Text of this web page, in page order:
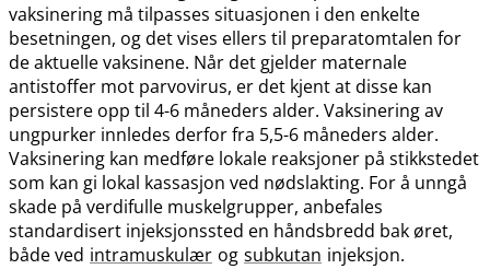
vaksinering må tilpasses situasjonen i den enkelte
besetningen, og det vises ellers til preparatomtalen for
de aktuelle vaksinene. Når det gjelder maternale
antistoffer mot parvovirus, er det kjent at disse kan
persistere opp til 4-6 måneders alder. Vaksinering av
ungpurker innledes derfor fra 5,5-6 måneders alder.
Vaksinering kan medføre lokale reaksjoner på stikkstedet
som kan gi lokal kassasjon ved nødslakting. For å unngå
skade på verdifulle muskelgrupper, anbefales
standardisert injeksjonssted en håndsbredd bak øret,
både ved intramuskulær og subkutan injeksjon.